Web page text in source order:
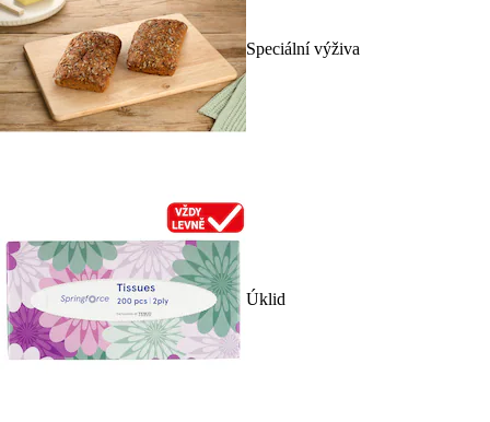
Speciální výživa
Úklid